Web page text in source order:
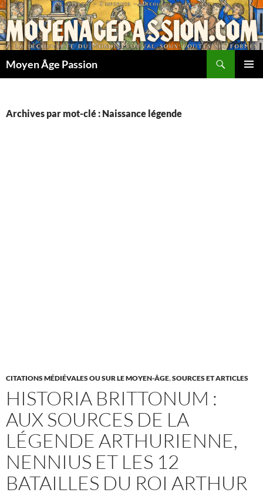
Aller
au
contenu
Moyen Âge Passion
Archives par mot-clé : Naissance légende
CITATIONS MÉDIÉVALES OU SUR LE MOYEN-ÂGE,SOURCES ET ARTICLES
HISTORIA BRITTONUM :
AUX SOURCES DE LA
LÉGENDE ARTHURIENNE,
NENNIUS ET LES 12
BATAILLES DU ROI ARTHUR